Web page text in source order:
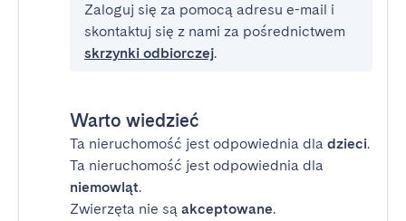
Zaloguj się za pomocą adresu e-mail i
skontaktuj się z nami za pośrednictwem
skrzynki odbiorczej.
Warto wiedzieć
Ta nieruchomość jest odpowiednia dla dzieci.
Ta nieruchomość jest odpowiednia dla
niemowląt.
Zwierzęta nie są akceptowane.